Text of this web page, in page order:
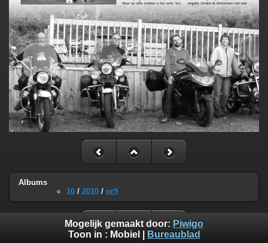
Albums
10 / 2010 / nr9
Mogelijk gemaakt door: Piwigo
Toon in : Mobiel Bureaublad